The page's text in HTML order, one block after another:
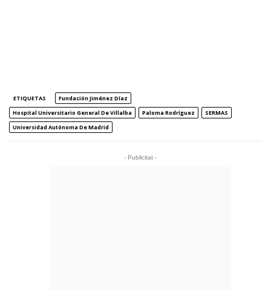
ETIQUETAS
Fundación Jiménez Díaz
Hospital Universitario General De Villalba
Paloma Rodríguez
SERMAS
Universidad Autónoma De Madrid
- Publicitat -